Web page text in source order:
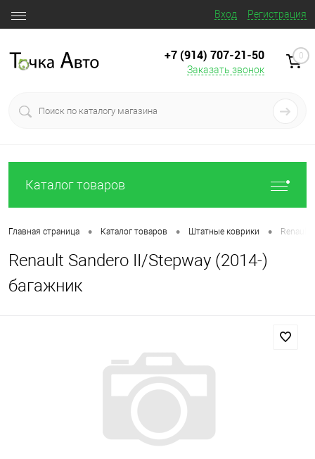
Вход Регистрация
+7 (914) 707‒21‒50
Заказать звонок
0
Каталог товаров
Главная страница • Каталог товаров • Штатные коврики • Renault
Renault Sandero II/Stepway (2014-)
багажник